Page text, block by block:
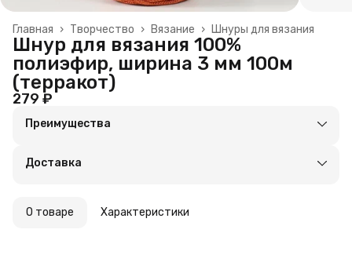
Шнуры для вязания
Вязание ›
Творчество ›
Главная ›
Шнур для вязания 100%
полиэфир, ширина 3 мм 100м
(терракот)
279 ₽
Преимущества
Удобный возврат
Доставка
О товаре Характеристики